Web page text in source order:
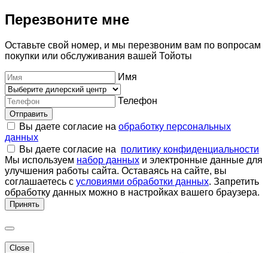
Перезвоните мне
Оставьте свой номер, и мы перезвоним вам по вопросам
покупки или обслуживания вашей Тойоты
Имя
Телефон
Отправить
Вы даете согласие на обработку персональных
данных
Вы даете согласие на политику конфиденциальности
Мы используем набор данных и электронные данные для
улучшения работы сайта. Оставаясь на сайте, вы
соглашаетесь с условиями обработки данных. Запретить
обработку данных можно в настройках вашего браузера.
Принять
Close